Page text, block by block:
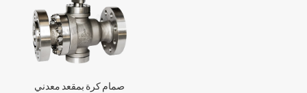
صمام كرة بمقعد معدني